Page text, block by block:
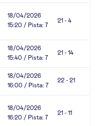
18/04/2026
15:20 / Pista: 7
21 - 4
18/04/2026
15:40 / Pista: 7
21 - 14
18/04/2026
16:00 / Pista: 7
22 - 21
18/04/2026
16:20 / Pista: 7
21 - 11